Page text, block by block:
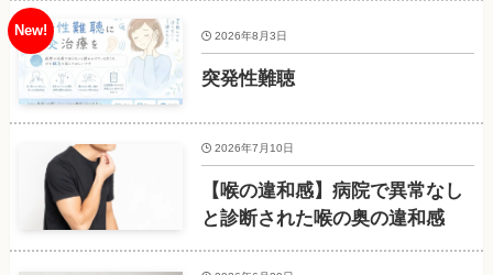
突発性難聴
2026年8月3日
【喉の違和感】病院で異常なし
と診断された喉の奥の違和感
2026年7月10日